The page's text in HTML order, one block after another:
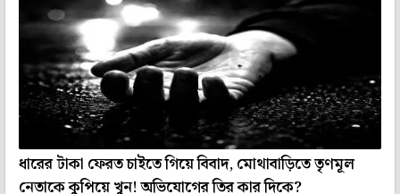
ধারের টাকা ফেরত চাইতে গিয়ে বিবাদ, মোথাবাড়িতে তৃণমূল
নেতাকে কুপিয়ে খুন! অভিযোগের তির কার দিকে?